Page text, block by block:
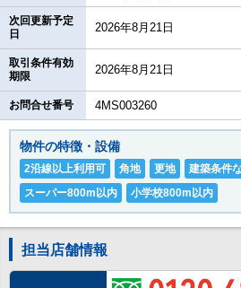
次回更新予定
日
2026年8月21日
取引条件有効
期限
2026年8月21日
お問合せ番号 4MS003260
物件の特徴・設備
2沿線以上利用可 角地 更地 建築条件
スーパー800m以内
小学校800m以内
担当店舗情報